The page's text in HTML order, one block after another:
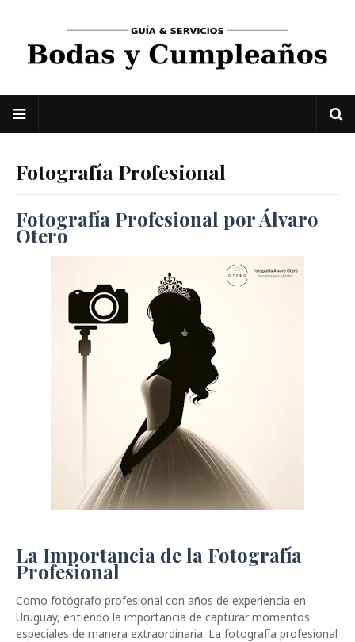
Fotografía Profesional
Fotografía Profesional por Álvaro
Otero
La Importancia de la Fotografía
Profesional
Como fotógrafo profesional con años de experiencia en
Uruguay, entiendo la importancia de capturar momentos
especiales de manera extraordinaria. La fotografía profesional